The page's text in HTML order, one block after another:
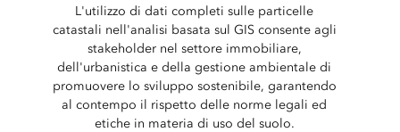
L'utilizzo di dati completi sulle particelle
catastali nell'analisi basata sul GIS consente agli
stakeholder nel settore immobiliare,
dell'urbanistica e della gestione ambientale di
promuovere lo sviluppo sostenibile, garantendo
al contempo il rispetto delle norme legali ed
etiche in materia di uso del suolo.